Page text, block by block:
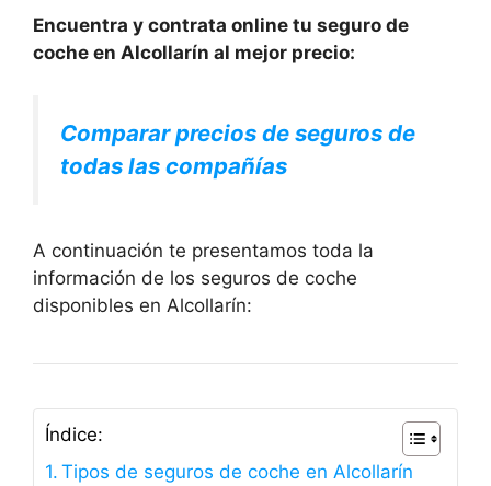
Encuentra y contrata online tu seguro de
coche en Alcollarín al mejor precio:
Comparar precios de seguros de
todas las compañías
A continuación te presentamos toda la
información de los seguros de coche
disponibles en Alcollarín:
Índice:
Tipos de seguros de coche en Alcollarín